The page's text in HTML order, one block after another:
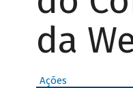
da
Ações